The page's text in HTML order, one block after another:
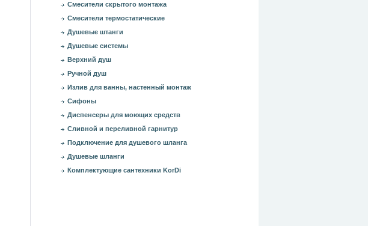
Смесители скрытого монтажа
Смесители термостатические
Душевые штанги
Душевые системы
Верхний душ
Ручной душ
Излив для ванны, настенный монтаж
Сифоны
Диспенсеры для моющих средств
Сливной и переливной гарнитур
Подключение для душевого шланга
Душевые шланги
Комплектующие сантехники KorDi